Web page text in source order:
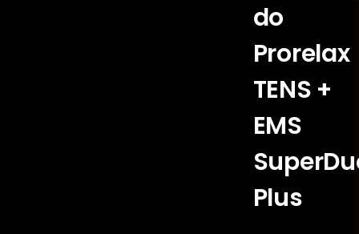
do
Prorelax
TENS +
EMS
Plus